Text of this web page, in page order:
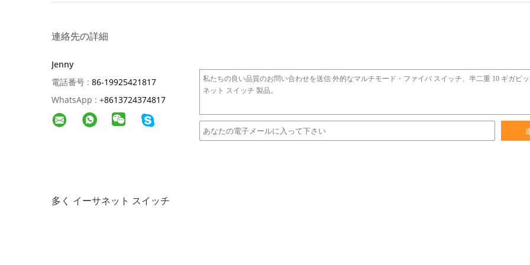
連絡先の詳細
Jenny
電話番号 : 86-19925421817
WhatsApp : +8613724374817
多く イーサネット スイッチ